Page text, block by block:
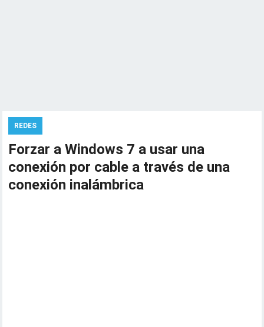
REDES
Forzar a Windows 7 a usar una
conexión por cable a través de una
conexión inalámbrica